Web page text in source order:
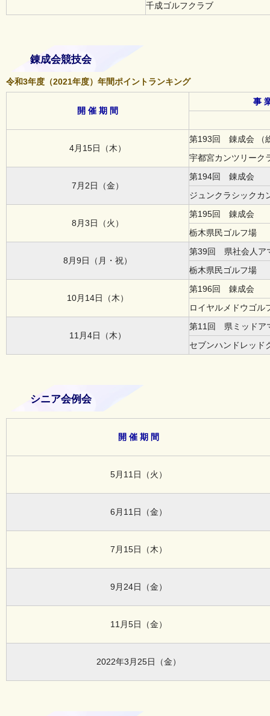
千成ゴルフクラブ
錬成会競技会
令和3年度（2021年度）年間ポイントランキング
開 催 期 間
事
4月15日（木）
第193回 錬成会 （
宇都宮カンツリーク
7月2日（金）
第194回 錬成会
ジュンクラシックカ
8月3日（火）
第195回 錬成会
栃木県民ゴルフ場
8月9日（月・祝）
第39回 県社会人ア
栃木県民ゴルフ場
10月14日（木）
第196回 錬成会
ロイヤルメドウゴル
11月4日（木）
第11回 県ミッドア
セブンハンドレッド
シニア会例会
開 催 期 間
5月11日（火）
6月11日（金）
7月15日（木）
9月24日（金）
11月5日（金）
2022年3月25日（金）